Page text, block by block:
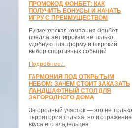
ПРОМОКОД ФОНБЕТ: КАК
ПОЛУЧИТЬ БОНУСЫ И НАЧАТЬ
ИГРУ С ПРЕИМУЩЕСТВОМ
Букмекерская компания Фонбет
предлагает игрокам не только
удобную платформу и широкий
выбор спортивных событий
Подробнее...
ГАРМОНИЯ ПОД ОТКРЫТЫМ
НЕБОМ: ЗАЧЕМ СТОИТ ЗАКАЗАТЬ
ЛАНДШАФТНЫЙ СТОЛ ДЛЯ
ЗАГОРОДНОГО ДОМА
Загородный участок — это не только
территория отдыха, но и отражение
вкуса его владельцев.